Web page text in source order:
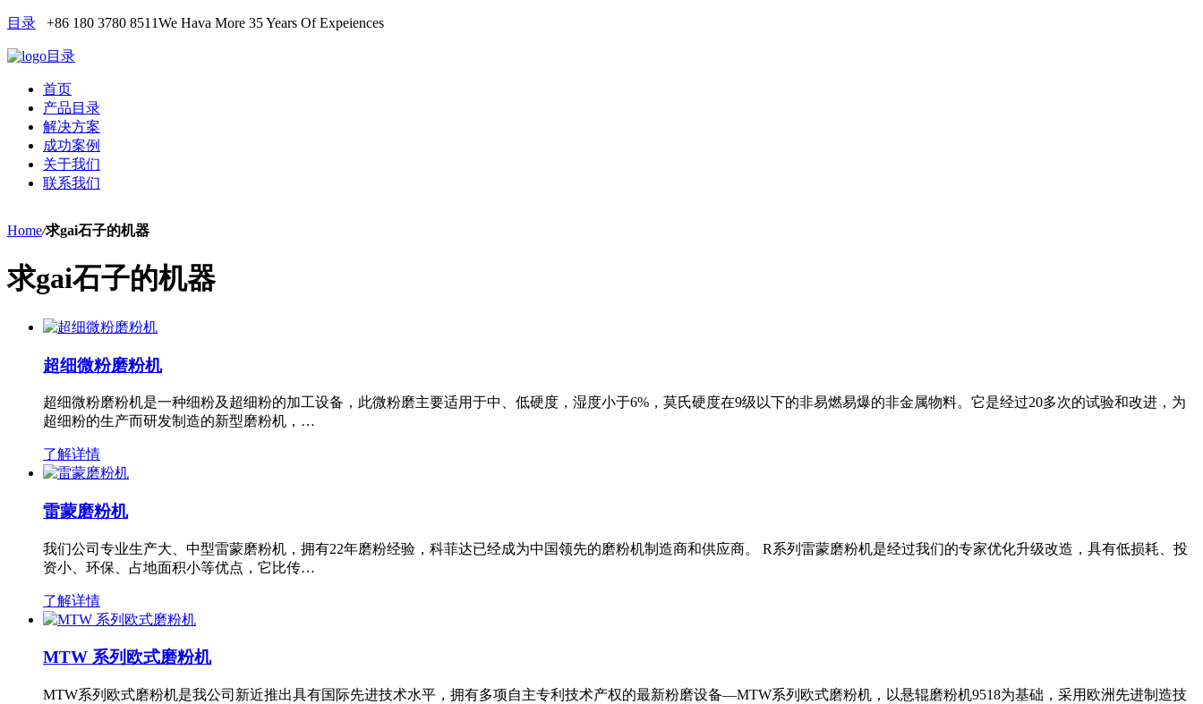
目录 +86 180 3780 8511We Hava More 35 Years Of Expeiences
目录
首页
产品目录
解决方案
成功案例
关于我们
联系我们
Home/求gai石子的机器
求gai石子的机器
超细微粉磨粉机
超细微粉磨粉机是一种细粉及超细粉的加工设备，此微粉磨主要适用于中、低硬度，湿度小于6%，莫氏硬度在9级以下的非易燃易爆的非金属物料。它是经过20多次的试验和改进，为
超细粉的生产而研发制造的新型磨粉机，…
了解详情
雷蒙磨粉机
我们公司专业生产大、中型雷蒙磨粉机，拥有22年磨粉经验，科菲达已经成为中国领先的磨粉机制造商和供应商。 R系列雷蒙磨粉机是经过我们的专家优化升级改造，具有低损耗、投
资小、环保、占地面积小等优点，它比传…
了解详情
MTW 系列欧式磨粉机
MTW系列欧式磨粉机是我公司新近推出具有国际先进技术水平，拥有多项自主专利技术产权的最新粉磨设备—MTW系列欧式磨粉机，以悬辊磨粉机9518为基础，采用欧洲先进制造技